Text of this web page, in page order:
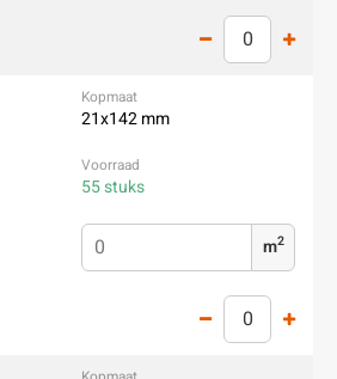
21x142 mm
55 stuks
m2